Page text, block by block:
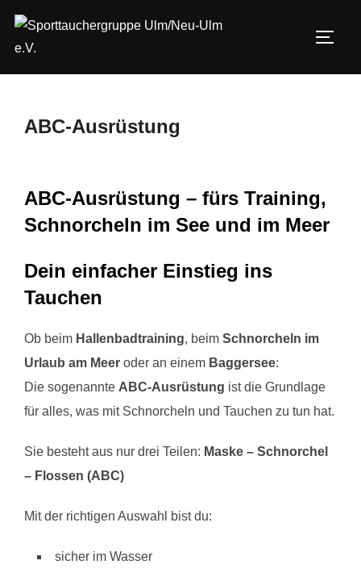
Inhalt
springen
ABC‑Ausrüstung
ABC‑Ausrüstung – fürs Training,
Schnorcheln im See und im Meer
Dein einfacher Einstieg ins
Tauchen
Ob beim Hallenbadtraining, beim Schnorcheln im
Urlaub am Meer oder an einem Baggersee:
Die sogenannte ABC‑Ausrüstung ist die Grundlage
für alles, was mit Schnorcheln und Tauchen zu tun hat.
Sie besteht aus nur drei Teilen: Maske – Schnorchel
– Flossen (ABC)
Mit der richtigen Auswahl bist du:
sicher im Wasser